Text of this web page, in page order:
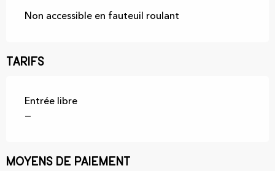
Non accessible en fauteuil roulant
Tarifs
Entrée libre
—
Moyens de paiement